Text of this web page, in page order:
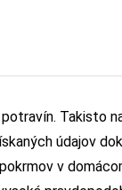
Takisto
údajov
v